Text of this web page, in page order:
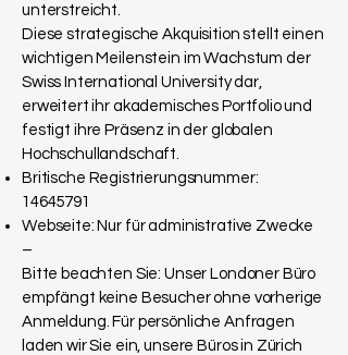
unterstreicht.
Diese strategische Akquisition stellt einen
wichtigen Meilenstein im Wachstum der
Swiss International University dar,
erweitert ihr akademisches Portfolio und
festigt ihre Präsenz in der globalen
Hochschullandschaft.
Britische Registrierungsnummer:
14645791
Webseite: Nur für administrative Zwecke
–
Bitte beachten Sie: Unser Londoner Büro
empfängt keine Besucher ohne vorherige
Anmeldung. Für persönliche Anfragen
laden wir Sie ein, unsere Büros in Zürich